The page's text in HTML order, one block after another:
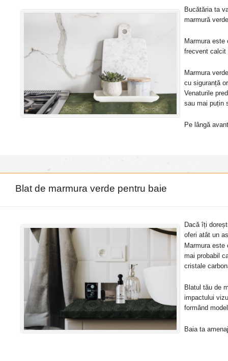
Bucătăria ta
marmură
Marmura este
frecvent calcit
Marmura
cu siguranță
Venaturile
sau mai puțin
Pe lângă
Blat de marmura verde pentru baie
Dacă îți
oferi atât un
Marmura
mai probabil
cristale
Blatul tău de
impactului
formând
Baia ta